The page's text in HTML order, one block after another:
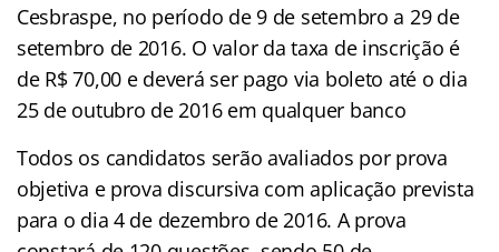
Cesbraspe, no período de 9 de setembro a 29 de
setembro de 2016. O valor da taxa de inscrição é
de R$ 70,00 e deverá ser pago via boleto até o dia
25 de outubro de 2016 em qualquer banco
Todos os candidatos serão avaliados por prova
objetiva e prova discursiva com aplicação prevista
para o dia 4 de dezembro de 2016. A prova